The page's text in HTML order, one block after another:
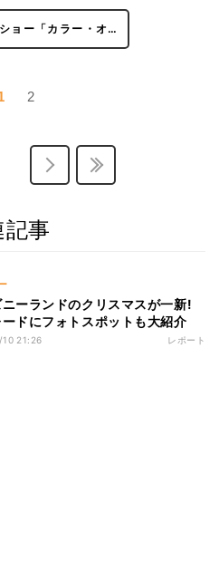
ョー「カラー・オ…
2
事
ーランドのクリスマスが一新!
ドにフォトスポットも大紹介
10 21:26 レポート